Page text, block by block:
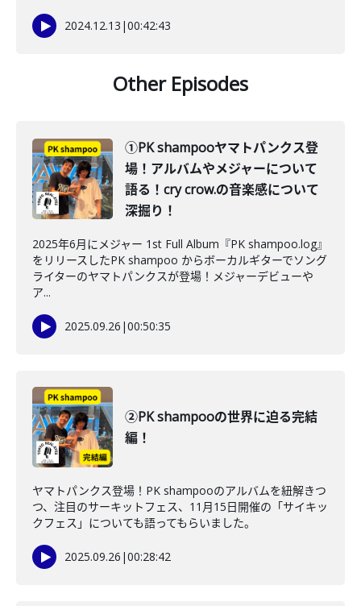
2024.12.13 |00:42:43
Other Episodes
①PK shampooヤマトパンクス登
場！アルバムやメジャーについて
語る！cry crow.の音楽感について
深掘り！
2025年6月にメジャー 1st Full Album『PK shampoo.log』
をリリースしたPK shampoo からボーカルギターでソング
ライターのヤマトパンクスが登場！メジャーデビューや
ア...
2025.09.26 |00:50:35
②PK shampooの世界に迫る完結
編！
ヤマトパンクス登場！PK shampooのアルバムを紐解きつ
つ、注目のサーキットフェス、11月15日開催の「サイキッ
クフェス」についても語ってもらいました。
2025.09.26 |00:28:42